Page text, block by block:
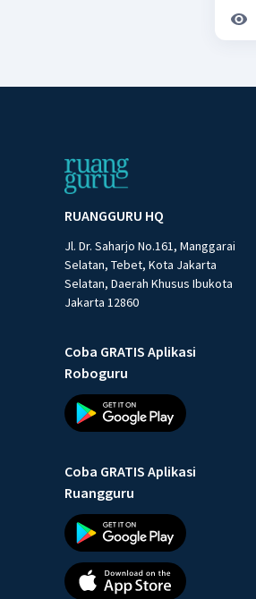
RUANGGURU HQ
Jl. Dr. Saharjo No.161, Manggarai
Selatan, Tebet, Kota Jakarta
Selatan, Daerah Khusus Ibukota
Jakarta 12860
Coba GRATIS Aplikasi
Roboguru
Coba GRATIS Aplikasi
Ruangguru